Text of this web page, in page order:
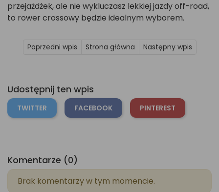
przejażdżek, ale nie wykluczasz lekkiej jazdy off-road,
to rower crossowy będzie idealnym wyborem.
Poprzedni wpis Strona główna Następny wpis
Udostępnij ten wpis
TWITTER FACEBOOK PINTEREST
Komentarze (0)
Brak komentarzy w tym momencie.